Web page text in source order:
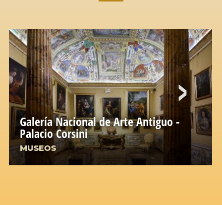
Galería Nacional de Arte Antiguo -
Palacio Corsini
MUSEOS